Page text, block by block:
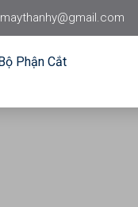
maythanhy@gmail.com